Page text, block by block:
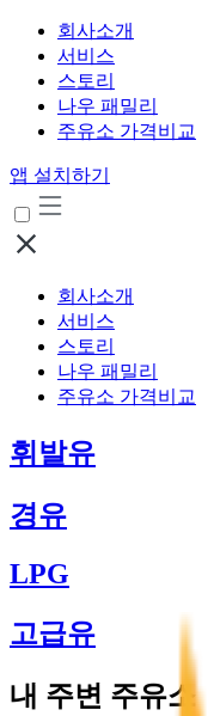
회사소개
서비스
스토리
나우 패밀리
주유소 가격비교
앱 설치하기
회사소개
서비스
스토리
나우 패밀리
주유소 가격비교
휘발유
경유
LPG
고급유
내 주변 주유소